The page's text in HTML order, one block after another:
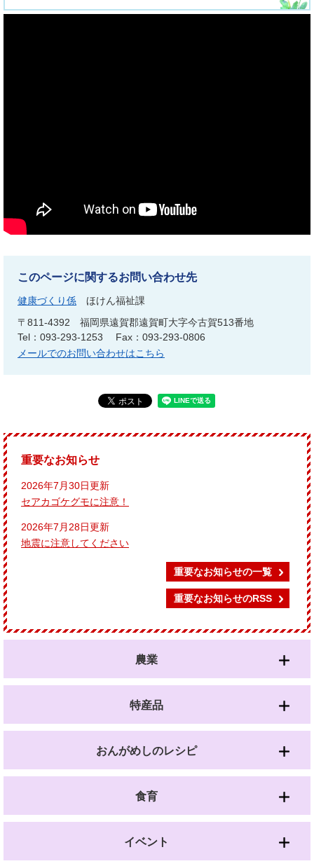
このページに関するお問い合わせ先
健康づくり係
ほけん福祉課
〒811-4392
福岡県遠賀郡遠賀町大字今古賀513番地
Tel：093-293-1253
Fax：093-293-0806
メールでのお問い合わせはこちら
重要なお知らせ
2026年7月30日更新
セアカゴケグモに注意！
2026年7月28日更新
地震に注意してください
重要なお知らせの一覧
重要なお知らせのRSS
農業
特産品
おんがめしのレシピ
食育
イベント